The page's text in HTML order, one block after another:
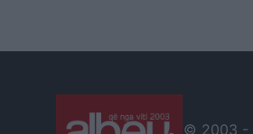
© 2003 -